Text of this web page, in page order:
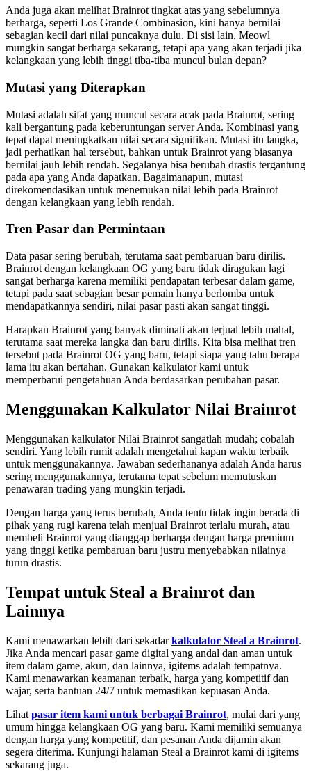
Anda juga akan melihat Brainrot tingkat atas yang sebelumnya
berharga, seperti Los Grande Combinasion, kini hanya bernilai
sebagian kecil dari nilai puncaknya dulu. Di sisi lain, Meowl
mungkin sangat berharga sekarang, tetapi apa yang akan terjadi jika
kelangkaan yang lebih tinggi tiba-tiba muncul bulan depan?
Mutasi yang Diterapkan
Mutasi adalah sifat yang muncul secara acak pada Brainrot, sering
kali bergantung pada keberuntungan server Anda. Kombinasi yang
tepat dapat meningkatkan nilai secara signifikan. Mutasi itu langka,
jadi perhatikan hal tersebut, bahkan untuk Brainrot yang biasanya
bernilai jauh lebih rendah. Segalanya bisa berubah drastis tergantung
pada apa yang Anda dapatkan. Bagaimanapun, mutasi
direkomendasikan untuk menemukan nilai lebih pada Brainrot
dengan kelangkaan yang lebih rendah.
Tren Pasar dan Permintaan
Data pasar sering berubah, terutama saat pembaruan baru dirilis.
Brainrot dengan kelangkaan OG yang baru tidak diragukan lagi
sangat berharga karena memiliki pendapatan terbesar dalam game,
tetapi pada saat sebagian besar pemain hanya berlomba untuk
mendapatkannya sendiri, nilai pasar pasti akan sangat tinggi.
Harapkan Brainrot yang banyak diminati akan terjual lebih mahal,
terutama saat mereka langka dan baru dirilis. Kita bisa melihat tren
tersebut pada Brainrot OG yang baru, tetapi siapa yang tahu berapa
lama itu akan bertahan. Gunakan kalkulator kami untuk
memperbarui pengetahuan Anda berdasarkan perubahan pasar.
Menggunakan Kalkulator Nilai Brainrot
Menggunakan kalkulator Nilai Brainrot sangatlah mudah; cobalah
sendiri. Yang lebih rumit adalah mengetahui kapan waktu terbaik
untuk menggunakannya. Jawaban sederhananya adalah Anda harus
sering menggunakannya, terutama tepat sebelum memutuskan
penawaran trading yang mungkin terjadi.
Dengan harga yang terus berubah, Anda tentu tidak ingin berada di
pihak yang rugi karena telah menjual Brainrot terlalu murah, atau
membeli Brainrot yang dianggap berharga dengan harga premium
yang tinggi ketika pembaruan baru justru menyebabkan nilainya
turun drastis.
Tempat untuk Steal a Brainrot dan
Lainnya
Kami menawarkan lebih dari sekadarkalkulator Steal a Brainrot.
Jika Anda mencari pasar game digital yang andal dan aman untuk
item dalam game, akun, dan lainnya, igitems adalah tempatnya.
Kami menawarkan keamanan terbaik, harga yang kompetitif dan
wajar, serta bantuan 24/7 untuk memastikan kepuasan Anda.
Lihat pasar item kami untuk berbagai Brainrot, mulai dari yang
umum hingga kelangkaan OG yang baru. Kami memiliki semuanya
dengan harga yang kompetitif, dan pesanan Anda dijamin akan
segera diterima. Kunjungi halaman Steal a Brainrot kami di igitems
sekarang juga.